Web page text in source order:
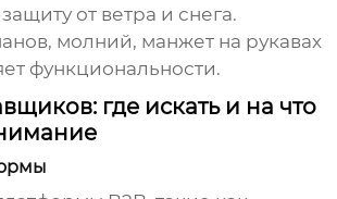
от ветра и снега.
молний, манжет на рукавах
функциональности.
где искать и на что